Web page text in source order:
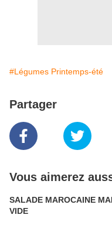
#Légumes Printemps-été
Partager
Vous aimerez
SALADE MAROCAINE
VIDE